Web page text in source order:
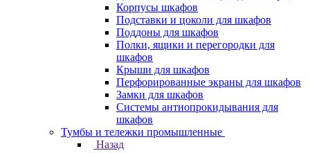
Корпусы шкафов
Подставки и цоколи для шкафов
Поддоны для шкафов
Полки, ящики и перегородки для
шкафов
Крыши для шкафов
Перфорированные экраны для шкафов
Замки для шкафов
Системы антиопрокидывания для
шкафов
Тумбы и тележки промышленные
Назад